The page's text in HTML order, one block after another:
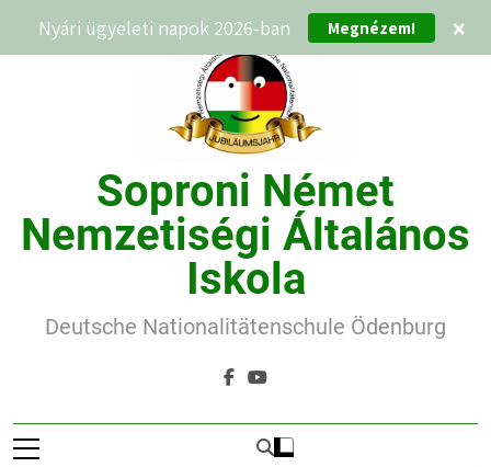
Soproni Német
Nemzetiségi Általános
Iskola
Deutsche Nationalitätenschule Ödenburg
Nyári ügyeleti napok 2026-ban Megnézem! ×